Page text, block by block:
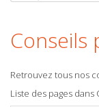
Conseils
Retrouvez tous nos
Liste des pages dans